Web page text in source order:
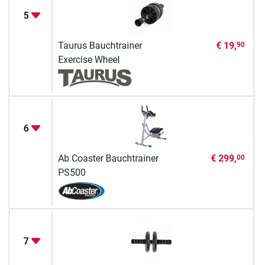
5
Taurus Bauchtrainer
Exercise Wheel
€ 19,90
6
Ab Coaster Bauchtrainer
PS500
€ 299,00
7